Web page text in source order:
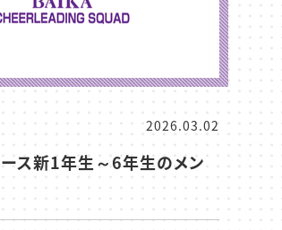
2026.03.02
ス新1年生～6年生のメン